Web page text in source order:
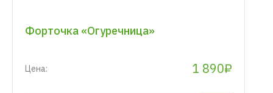
Форточка «Огуречница»
Цена: 1 890₽